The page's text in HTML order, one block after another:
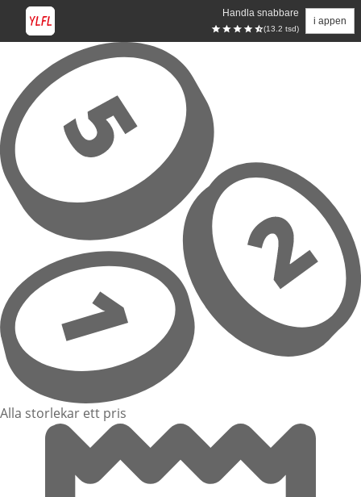
Handla snabbare
(13.2 tsd)
i appen
Hoppa till huvudinnehåll
Alla storlekar ett pris